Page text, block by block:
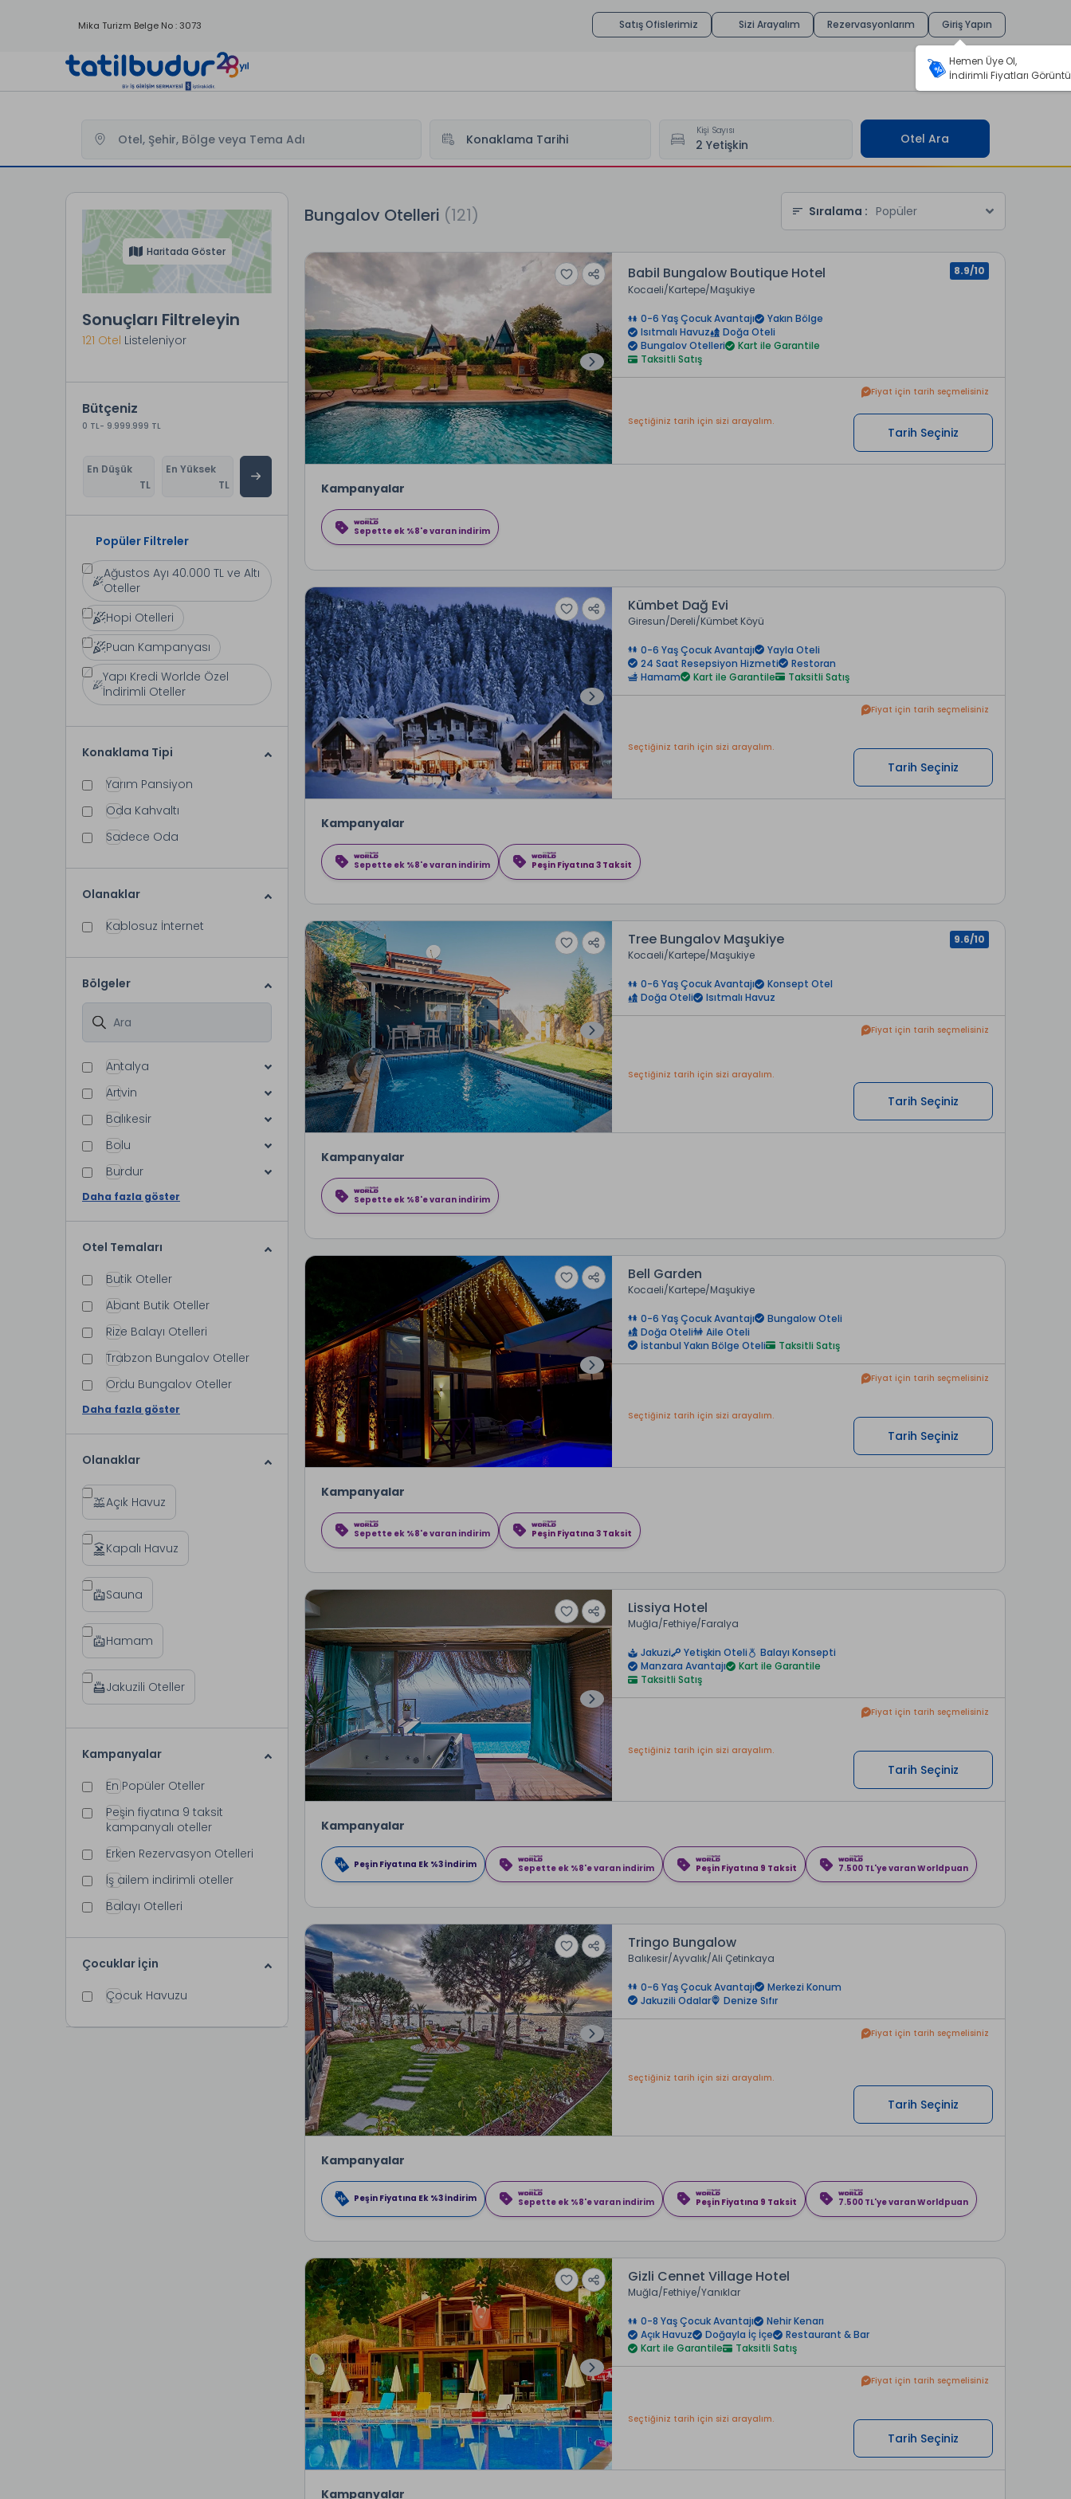
Mika Turizm Belge No : 3073 Satış Ofislerimiz Sizi Arayalım Rezervasyonlarım Giriş Yapın
Konaklama Tarihi
Kişi Sayısı
Otel Ara
Haritada Göster
Sonuçları Filtreleyin
121 Otel Listeleniyor
Bütçeniz
0 TL- 9.999.999 TL
En Düşük
TL
En Yüksek
TL
Popüler Filtreler
Ağustos Ayı 40.000 TL ve Altı
Oteller
Hopi Otelleri
Puan Kampanyası
Yapı Kredi Worlde Özel
İndirimli Oteller
Konaklama Tipi
Yarım Pansiyon
Oda Kahvaltı
Sadece Oda
Olanaklar
Kablosuz İnternet
Bölgeler
Antalya
Artvin
Balıkesir
Bolu
Burdur
Daha fazla göster
Otel Temaları
Butik Oteller
Abant Butik Oteller
Rize Balayı Otelleri
Trabzon Bungalov Oteller
Ordu Bungalov Oteller
Daha fazla göster
Olanaklar
Açık Havuz
Kapalı Havuz
Sauna
Hamam
Jakuzili Oteller
Kampanyalar
En Popüler Oteller
Peşin fiyatına 9 taksit
kampanyalı oteller
Erken Rezervasyon Otelleri
İş ailem indirimli oteller
Balayı Otelleri
Çocuklar İçin
Çocuk Havuzu
Sıralama : Popüler
Bungalov Otelleri (121)
Babil Bungalow Boutique Hotel
Kocaeli Kartepe Maşukiye
0-6 Yaş Çocuk Avantajı
Yakın Bölge
Isıtmalı Havuz
Doğa Oteli
Bungalov Otelleri
Kart ile Garantile
Taksitli Satış
8.9/10
Seçtiğiniz tarih için sizi arayalım.
Fiyat için tarih seçmelisiniz
Tarih Seçiniz
Kampanyalar
Sepette ek %8'e varan indirim
Kümbet Dağ Evi
Giresun Dereli Kümbet Köyü
0-6 Yaş Çocuk Avantajı
Yayla Oteli
24 Saat Resepsiyon Hizmeti
Restoran
Hamam
Kart ile Garantile Taksitli Satış
Seçtiğiniz tarih için sizi arayalım.
Fiyat için tarih seçmelisiniz
Tarih Seçiniz
Kampanyalar
Sepette ek %8'e varan indirim Peşin Fiyatına 3 Taksit
Tree Bungalov Maşukiye
Kocaeli Kartepe Maşukiye
0-6 Yaş Çocuk Avantajı
Konsept Otel
Doğa Oteli
Isıtmalı Havuz
9.6/10
Seçtiğiniz tarih için sizi arayalım.
Fiyat için tarih seçmelisiniz
Tarih Seçiniz
Kampanyalar
Sepette ek %8'e varan indirim
Bell Garden
Kocaeli Kartepe Maşukiye
0-6 Yaş Çocuk Avantajı
Bungalow Oteli
Doğa Oteli
Aile Oteli
İstanbul Yakın Bölge Oteli
Taksitli Satış
Seçtiğiniz tarih için sizi arayalım.
Fiyat için tarih seçmelisiniz
Tarih Seçiniz
Kampanyalar
Sepette ek %8'e varan indirim Peşin Fiyatına 3 Taksit
Lissiya Hotel
Muğla Fethiye Faralya
Jakuzi Yetişkin Oteli
Balayı Konsepti
Manzara Avantajı
Kart ile Garantile
Taksitli Satış
Seçtiğiniz tarih için sizi arayalım.
Fiyat için tarih seçmelisiniz
Tarih Seçiniz
Kampanyalar
Peşin Fiyatına Ek %3 İndirim Sepette ek %8'e varan indirim Peşin Fiyatına 9 Taksit 7.500 TL'ye varan Worldpuan
Tringo Bungalow
Balıkesir Ayvalık Ali Çetinkaya
0-6 Yaş Çocuk Avantajı
Merkezi Konum
Jakuzili Odalar
Denize Sıfır
Seçtiğiniz tarih için sizi arayalım.
Fiyat için tarih seçmelisiniz
Tarih Seçiniz
Kampanyalar
Peşin Fiyatına Ek %3 İndirim Sepette ek %8'e varan indirim Peşin Fiyatına 9 Taksit 7.500 TL'ye varan Worldpuan
Gizli Cennet Village Hotel
Muğla Fethiye Yanıklar
0-8 Yaş Çocuk Avantajı
Nehir Kenarı
Açık Havuz
Doğayla İç İçe
Restaurant & Bar
Kart ile Garantile
Taksitli Satış
Seçtiğiniz tarih için sizi arayalım.
Fiyat için tarih seçmelisiniz
Tarih Seçiniz
Kampanyalar
Hemen Üye Ol,
İndirimli Fiyatları